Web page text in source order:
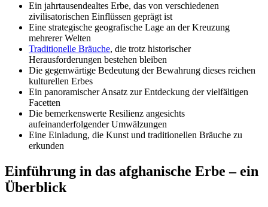
Ein jahrtausendealtes Erbe, das von verschiedenen
zivilisatorischen Einflüssen geprägt ist
Eine strategische geografische Lage an der Kreuzung
mehrerer Welten
Traditionelle Bräuche, die trotz historischer
Herausforderungen bestehen bleiben
Die gegenwärtige Bedeutung der Bewahrung dieses reichen
kulturellen Erbes
Ein panoramischer Ansatz zur Entdeckung der vielfältigen
Facetten
Die bemerkenswerte Resilienz angesichts
aufeinanderfolgender Umwälzungen
Eine Einladung, die Kunst und traditionellen Bräuche zu
erkunden
Einführung in das afghanische Erbe – ein
Überblick